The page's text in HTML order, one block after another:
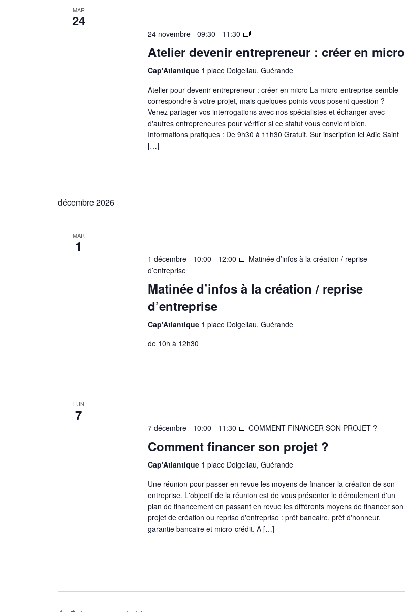
MAR
24
24 novembre - 09:30 - 11:30
Les
micro-
entreprise
Atelier devenir entrepreneur : créer en micro
Cap'Atlantique 1 place Dolgellau, Guérande
Atelier pour devenir entrepreneur : créer en micro La micro-entreprise semble
correspondre à votre projet, mais quelques points vous posent question ?
Venez partager vos interrogations avec nos spécialistes et échanger avec
d'autres entrepreneures pour vérifier si ce statut vous convient bien.
Informations pratiques : De 9h30 à 11h30 Gratuit. Sur inscription ici Adie Saint
[…]
décembre 2026
MAR
1
1 décembre - 10:00 - 12:00
Matinée d’infos à la création / reprise
d’entreprise
Matinée d’infos à la création / reprise
d’entreprise
Cap'Atlantique 1 place Dolgellau, Guérande
de 10h à 12h30
LUN
7
7 décembre - 10:00 - 11:30 COMMENT FINANCER SON PROJET ?
Comment financer son projet ?
Cap'Atlantique 1 place Dolgellau, Guérande
Une réunion pour passer en revue les moyens de financer la création de son
entreprise. L'objectif de la réunion est de vous présenter le déroulement d'un
plan de financement en passant en revue les différents moyens de financer son
projet de création ou reprise d'entreprise : prêt bancaire, prêt d'honneur,
garantie bancaire et micro-crédit. A […]